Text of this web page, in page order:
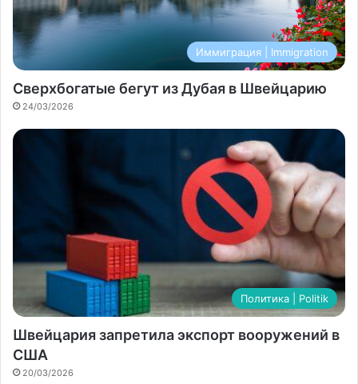
Иммиграция | Immigration
Сверхбогатые бегут из Дубая в Швейцарию
24/03/2026
Политика | Politik
Швейцария запретила экспорт вооружений в
США
20/03/2026